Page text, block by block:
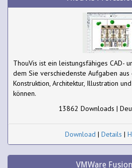
ThouVis ist ein leistungsfähiges CAD-
dem Sie verschiedenste Aufgaben aus
Konstruktion, Architektur, Illustration
können.
13862 Downloads |
Download | Details |
VMWare